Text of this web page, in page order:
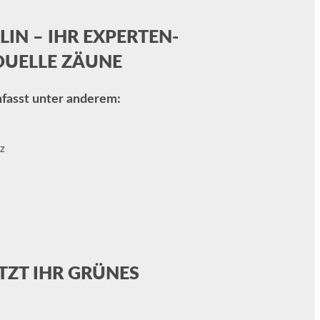
– IHR EXPERTEN-
ZÄUNE
unter anderem:
IHR GRÜNES